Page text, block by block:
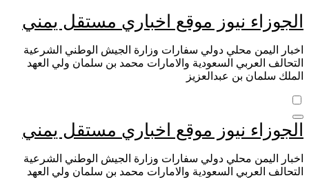
التجاوز
إلى
المحتوى
الجوزاء نيوز موقع اخباري مستقل يمني
اخبار اليمن محلي دولي سفارات وزارة الجيش الوطني الشرعية
التحالف العربي السعودية والامارات محمد بن سلمان ولي العهد
الملك سلمان بن عبدالعزيز
الجوزاء نيوز موقع اخباري مستقل يمني
اخبار اليمن محلي دولي سفارات وزارة الجيش الوطني الشرعية
التحالف العربي السعودية والامارات محمد بن سلمان ولي العهد